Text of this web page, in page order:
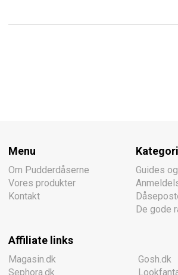
Menu
Om Pudderdåserne
Vores produkter
Kontakt
Guides
De gode
Affiliate links
Magasin.dk
Sephora.dk
Gosh.dk